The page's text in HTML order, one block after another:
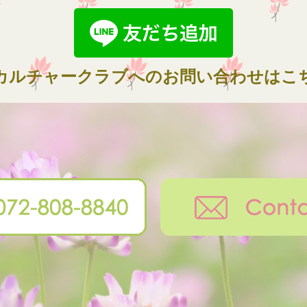
ルチャークラブへのお問い合わせはこ